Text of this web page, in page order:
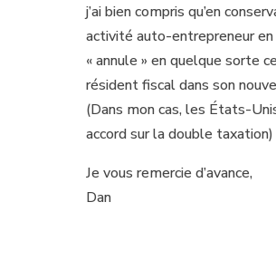
j’ai bien compris qu’en
activité auto-entrepreneur en
« annule » en quelque sorte
résident fiscal dans son
(Dans mon cas, les États-
accord sur la double taxation)
Je vous remercie d’avance,
Dan